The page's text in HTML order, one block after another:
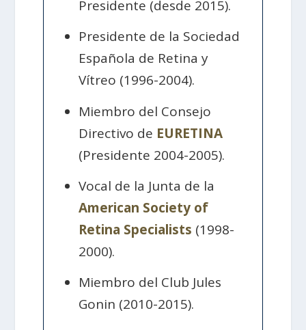
Presidente (desde 2015).
Presidente de la Sociedad
Española de Retina y
Vítreo (1996-2004).
Miembro del Consejo
Directivo de EURETINA
(Presidente 2004-2005).
Vocal de la Junta de la
American Society of
Retina Specialists (1998-
2000).
Miembro del Club Jules
Gonin (2010-2015).